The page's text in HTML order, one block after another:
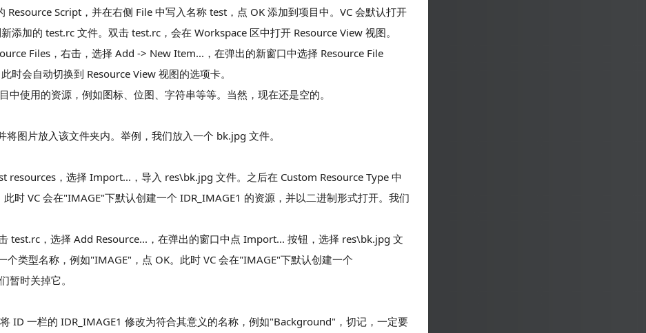
Resource Script，并在右侧 File 中写入名称 test，点 OK 添加到项目中。VC 会默认打开
添加的 test.rc 文件。双击 test.rc，会在 Workspace 区中打开 Resource View 视图。
Files，右击，选择 Add -> New Item...，在弹出的新窗口中选择 Resource File
会自动切换到 Resource View 视图的选项卡。
使用的资源，例如图标、位图、字符串等等。当然，现在还是空的。
图片放入该文件夹内。举例，我们放入一个 bk.jpg 文件。
resources，选择 Import...，导入 res\bk.jpg 文件。之后在 Custom Resource Type 中
时 VC 会在"IMAGE"下默认创建一个 IDR_IMAGE1 的资源，并以二进制形式打开。我们
test.rc，选择 Add Resource...，在弹出的窗口中点 Import... 按钮，选择 res\bk.jpg 文
类型名称，例如"IMAGE"，点 OK。此时 VC 会在"IMAGE"下默认创建一个
暂时关掉它。
ID 一栏的 IDR_IMAGE1 修改为符合其意义的名称，例如"Background"，切记，一定要